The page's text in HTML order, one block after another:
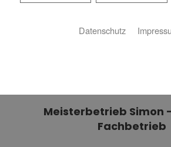
Meisterbetrieb Simon
Fachbetrieb
Datenschutz